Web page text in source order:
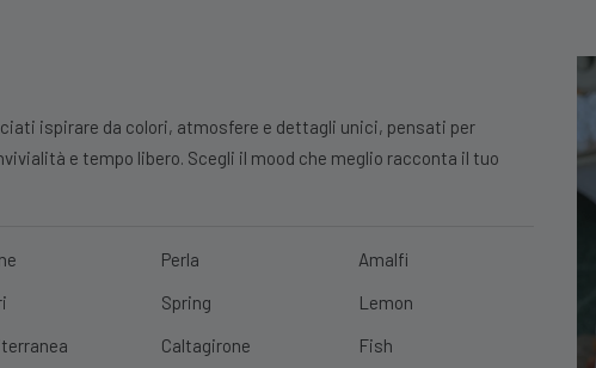
ispirare da colori, atmosfere e dettagli unici, pensati per
e tempo libero. Scegli il mood che meglio racconta il tuo
Perla
Spring
Caltagirone
Amalfi
Lemon
Fish
10% DI SCONTO SCOPRI|SPEDIZIONE GRATUITA CON UN ORDINE MINIMO